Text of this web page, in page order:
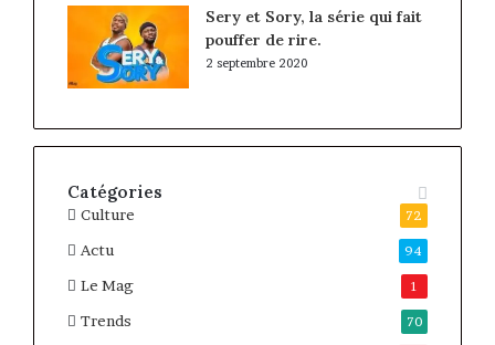
Sery et Sory, la série qui fait
pouffer de rire.
2 septembre 2020
Catégories
Culture 72
Actu 94
Le Mag 1
Trends 70